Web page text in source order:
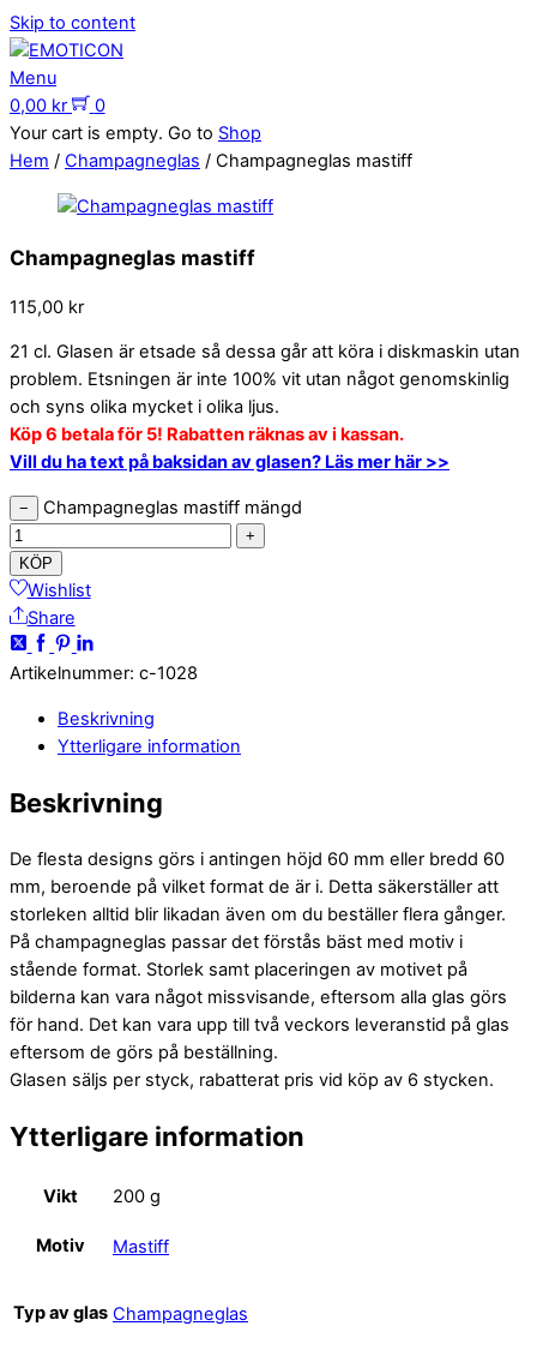
Skip to content
Menu
0,00 kr
0
Your cart is empty. Go to Shop
Hem / Champagneglas / Champagneglas mastiff
Champagneglas mastiff
115,00 kr
21 cl. Glasen är etsade så dessa går att köra i diskmaskin utan
problem. Etsningen är inte 100% vit utan något genomskinlig
och syns olika mycket i olika ljus.
Köp 6 betala för 5! Rabatten räknas av i kassan.
Vill du ha text på baksidan av glasen? Läs mer här >>
− Champagneglas mastiff mängd
+
KÖP
Wishlist
Share
Artikelnummer: c-1028
Beskrivning
Ytterligare information
Beskrivning
De flesta designs görs i antingen höjd 60 mm eller bredd 60
mm, beroende på vilket format de är i. Detta säkerställer att
storleken alltid blir likadan även om du beställer flera gånger.
På champagneglas passar det förstås bäst med motiv i
stående format. Storlek samt placeringen av motivet på
bilderna kan vara något missvisande, eftersom alla glas görs
för hand. Det kan vara upp till två veckors leveranstid på glas
eftersom de görs på beställning.
Glasen säljs per styck, rabatterat pris vid köp av 6 stycken.
Ytterligare information
Vikt 200 g
Motiv Mastiff
Typ av glas Champagneglas